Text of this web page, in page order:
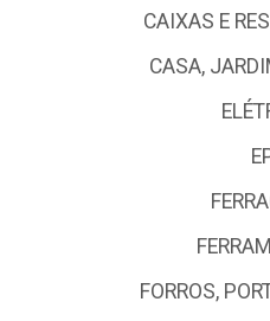
CAIXAS E
CASA,
FORROS,